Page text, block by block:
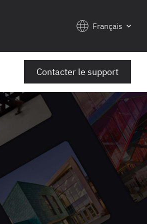
Français
Contacter le support